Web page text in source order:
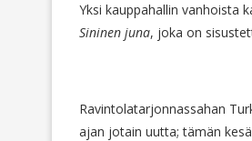
Yksi kauppahallin vanhoista
Sininen juna, joka on
Ravintolatarjonnassahan
ajan jotain uutta; tämän